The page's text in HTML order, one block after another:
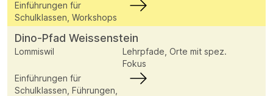
Einführungen für
Schulklassen, Workshops
Dino-Pfad Weissenstein
Lommiswil
Lehrpfade, Orte mit spez.
Fokus
Einführungen für
Schulklassen, Führungen,